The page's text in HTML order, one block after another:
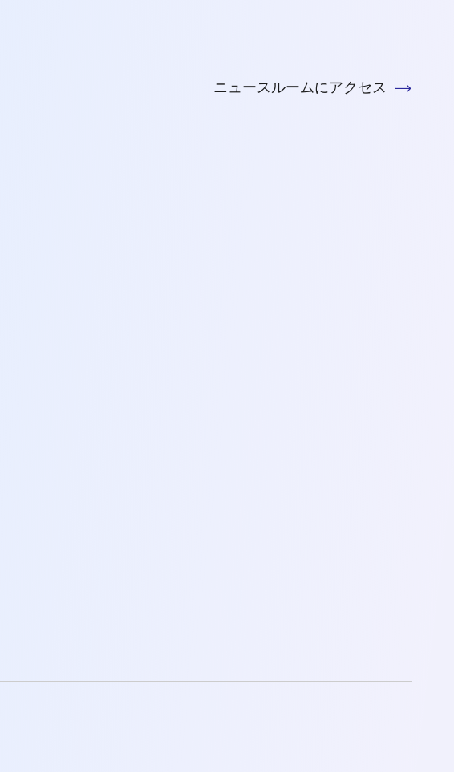
ニュースルームにアクセス